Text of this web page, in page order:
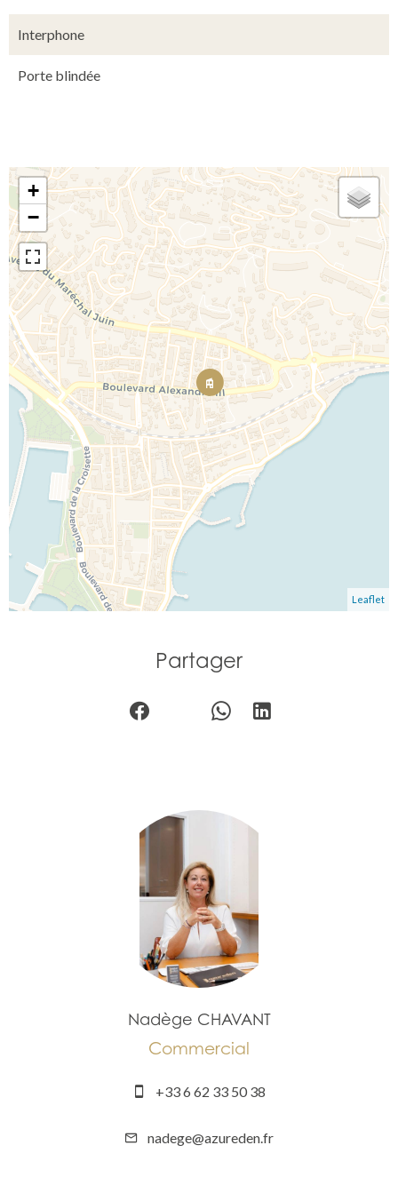
Interphone
Porte blindée
+
−
Leaflet
Partager
Nadège CHAVANT
Commercial
+33 6 62 33 50 38
nadege@azureden.fr